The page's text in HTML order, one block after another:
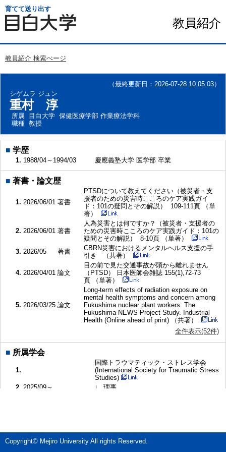
育てて送り出す
教員紹介
教員紹介 検索ぺージ
（最終更新日：2026-07-28 10:05:03）
シゲムラ ジュン
重村 淳
所属
目白大学 保健医療学部 作業療法学科
職種 教授
■ 学歴
1. 1988/04～1994/03 慶應義塾大学 医学部 卒業
■ 著書・論文歴
1. 2026/06/01 著書
PTSDについて教えてください（被災者・支
援者のための災害時こころのケア実践ガイ
ド：101の疑問とその解説） 109-111頁 （単
著）
2. 2026/06/01 著書
人為災害とは何ですか？（被災者・支援者の
ための災害時こころのケア実践ガイド：101の
疑問とその解説） 8-10頁 （単著）
3. 2026/05 著書
CBRN災害におけるメンタルヘルス支援の手
引き （共著）
4. 2026/04/01 論文
目の前で見た交通事故が頭から離れません
（PTSD） 日本医師会雑誌 155(1),72-73
頁 （単著）
5. 2026/03/25 論文
Long-term effects of radiation exposure on
mental health symptoms and concern among
Fukushima nuclear plant workers: The
Fukushima NEWS Project Study. Industrial
Health (Online ahead of print) （共著）
全件表示(52件)
■ 所属学会
1.
国際トラウマティック・ストレス学会
(International Society for Traumatic Stress
Studies)
2. 2025/09～
∟ 理事
全件表示(17件)
Copyright© Mejiro University All rights Reserved.